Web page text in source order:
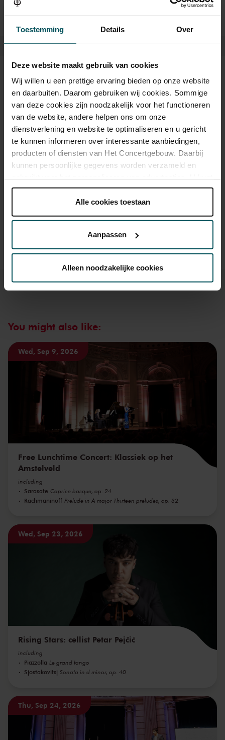
Toestemming Details Over
Deze website maakt gebruik van cookies
Wij willen u een prettige ervaring bieden op onze website
en daarbuiten. Daarom gebruiken wij cookies. Sommige
van deze cookies zijn noodzakelijk voor het functioneren
van de website, andere helpen ons om onze
dienstverlening en website te optimaliseren en u gericht
te kunnen informeren over interessante aanbiedingen,
producten of diensten van Het Concertgebouw. Daarbij
kunnen persoonlijke gegevens worden verzameld en
onder 'aanpassen' zelf welke cookies wij mogen
Lees onze cookieverklaring hier. Lees onze
Via decookieverklaringop onze website kunt u uw
Alle cookies toestaan
Aanpassen
Alleen noodzakelijke cookies
Tickets
Category 1+
Standard €55.00 €45.00 €35.00
advance via the online ordering process.
about sprint tickets<
Prices do not include transaction fee: € 5 per order.
You might also like:
Wed, Sep 9, 2026
Free Lunchtime Concert: Klassiek op het
Amstelveld
including
Sarasate Caprice basque, op. 24
Rachmaninoff Prelude in A major Thirteen preludes, op. 32
Wed, Sep 23, 2026
Rising Stars: cellist Petar Pejčić
including
Piazzolla Le grand tango
Sjostakovitsj Sonata in d minor, op. 40
Thu, Sep 24, 2026